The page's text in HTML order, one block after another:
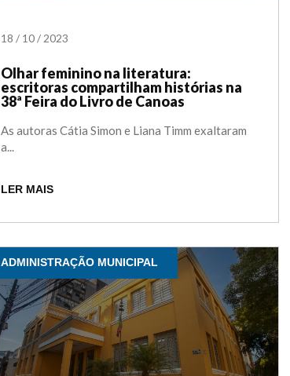
18 / 10/2023
Olhar feminino na literatura:
escritoras compartilham histórias na
38ª Feira do Livro de Canoas
As autoras Cátia Simon e Liana Timm exaltaram
a...
LER MAIS
ADMINISTRAÇÃO MUNICIPAL